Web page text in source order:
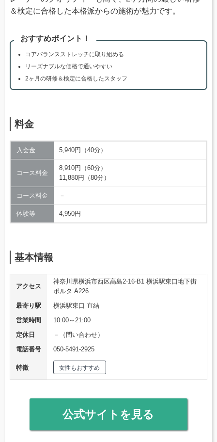
＆検定に合格した本格派からの施術が魅力です。
おすすめポイント！
コアバランスストレッチに取り組める
リーズナブルな価格で通いやすい
2ヶ月の研修＆検定に合格したスタッフ
料金
入会金 5,940円（40分）
コース料金
8,910円（60分）
11,880円（80分）
コース料金 －
体験等 4,950円
基本情報
アクセス
神奈川県横浜市西区高島2-16-B1 横浜駅東口地下街
ポルタ A226
最寄り駅
横浜駅東口 直結
営業時間
10:00～21:00
定休日
－（問い合わせ）
電話番号
050-5491-2925
特徴 女性もおすすめ
公式サイトを見る